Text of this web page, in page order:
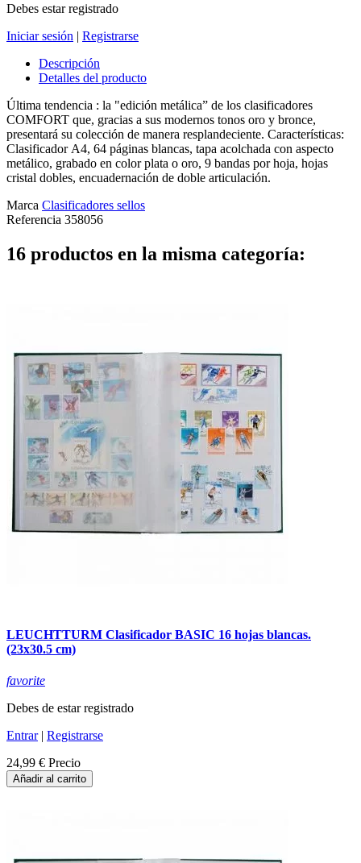
Debes estar registrado
Iniciar sesión | Registrarse
Descripción
Detalles del producto
Última tendencia : la "edición metálica” de los clasificadores
COMFORT que, gracias a sus modernos tonos oro y bronce,
presentará su colección de manera resplandeciente. Características:
Clasificador A4, 64 páginas blancas, tapa acolchada con aspecto
metálico, grabado en color plata o oro, 9 bandas por hoja, hojas
cristal dobles, encuadernación de doble articulación.
Marca Clasificadores sellos
Referencia 358056
16 productos en la misma categoría:
LEUCHTTURM Clasificador BASIC 16 hojas blancas.
(23x30.5 cm)
favorite
Debes de estar registrado
Entrar| Registrarse
24,99 € Precio
Añadir al carrito